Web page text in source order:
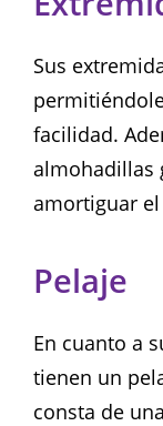
Sus
facilidad.
almohadillas
amortiguar
Pelaje
En cuanto a
tienen un
consta de